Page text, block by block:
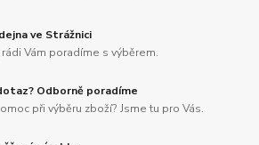
ve Strážnici
Vám poradíme s výběrem.
Odborně poradíme
při výběru zboží? Jsme tu pro Vás.